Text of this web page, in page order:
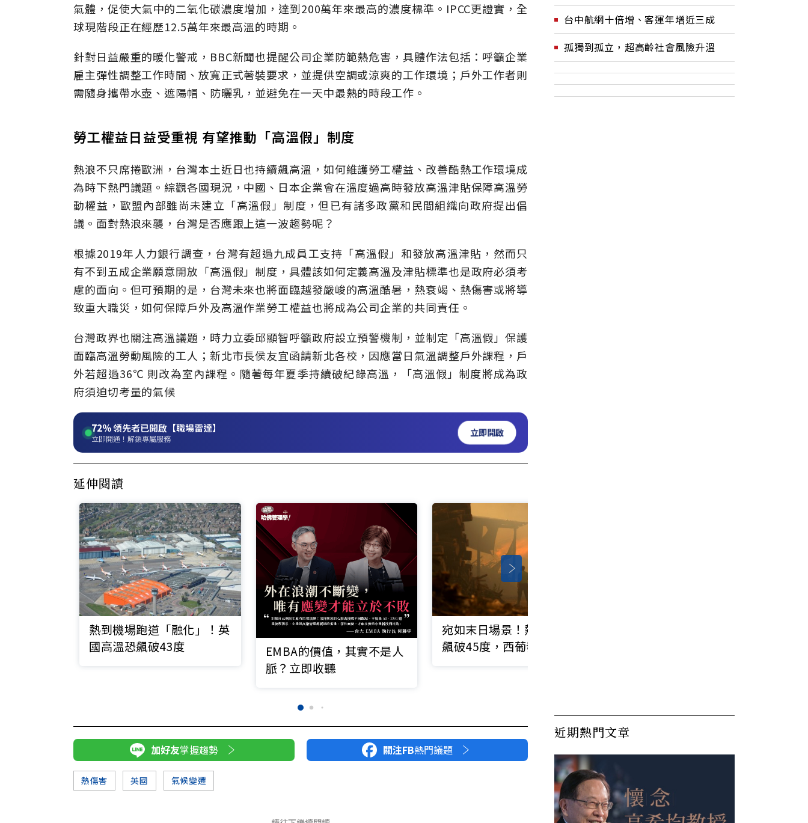
氣體，促使大氣中的二氧化碳濃度增加，達到200萬年來最高的濃度標準。IPCC更證實，全
球現階段正在經歷12.5萬年來最高溫的時期。
針對日益嚴重的暖化警戒，BBC新聞也提醒公司企業防範熱危害，具體作法包括：呼籲企業
雇主彈性調整工作時間、放寬正式著裝要求，並提供空調或涼爽的工作環境；戶外工作者則
需隨身攜帶水壺、遮陽帽、防曬乳，並避免在一天中最熱的時段工作。
勞工權益日益受重視 有望推動「高溫假」制度
熱浪不只席捲歐洲，台灣本土近日也持續飆高溫，如何維護勞工權益、改善酷熱工作環境成
為時下熱門議題。綜觀各國現況，中國、日本企業會在溫度過高時發放高溫津貼保障高溫勞
動權益，歐盟內部雖尚未建立「高溫假」制度，但已有諸多政黨和民間組織向政府提出倡
議。面對熱浪來襲，台灣是否應跟上這一波趨勢呢？
根據2019年人力銀行調查，台灣有超過九成員工支持「高溫假」和發放高溫津貼，然而只
有不到五成企業願意開放「高溫假」制度，具體該如何定義高溫及津貼標準也是政府必須考
慮的面向。但可預期的是，台灣未來也將面臨越發嚴峻的高溫酷暑，熱衰竭、熱傷害或將導
致重大職災，如何保障戶外及高溫作業勞工權益也將成為公司企業的共同責任。
台灣政界也關注高溫議題，時力立委邱顯智呼籲政府設立預警機制，並制定「高溫假」保護
面臨高溫勞動風險的工人；新北市長侯友宜函請新北各校，因應當日氣溫調整戶外課程，戶
外若超過36℃ 則改為室內課程。隨著每年夏季持續破紀錄高溫，「高溫假」制度將成為政
府須迫切考量的氣候
72%領先者已開啟【職場雷達】
立即開通！解鎖專屬服務
立即開啟
延伸閱讀
熱到機場跑道「融化」！英
國高溫恐飆破43度
EMBA的價值，其實不是人
脈？立即收聽
宛如末日場景！熱浪襲歐洲
飆破45度，西葡發生逾20
加好友掌握趨勢 關注FB熱門議題
熱傷害 英國 氣候變遷
台中航網十倍增、客運年增近三成
孤獨到孤立，超高齡社會風險升溫
近期熱門文章